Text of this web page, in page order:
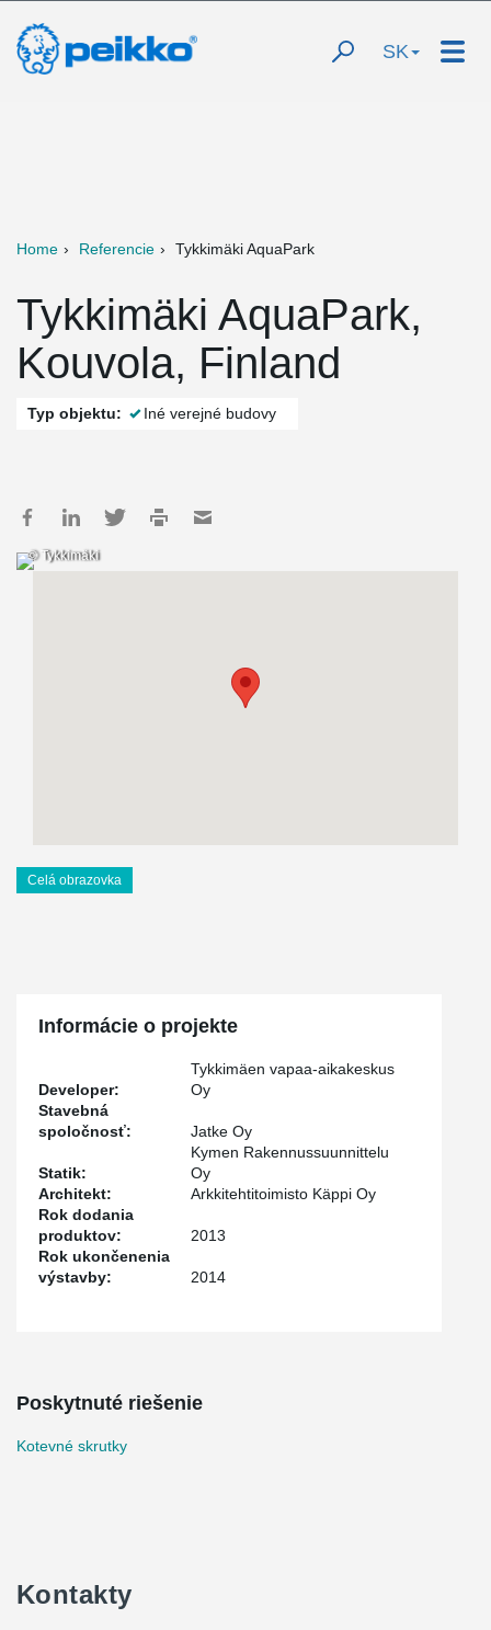
SK
Home Referencie Tykkimäki AquaPark
Tykkimäki AquaPark,
Kouvola, Finland
Typ objektu: Iné verejné budovy
© Tykkimäki
Celá obrazovka
Informácie o projekte
Developer:
Tykkimäen vapaa-aikakeskus
Oy
Stavebná
spoločnosť:
Jatke Oy
Statik:
Kymen Rakennussuunnittelu
Oy
Architekt:
Arkkitehtitoimisto Käppi Oy
Rok dodania
produktov:
2013
Rok ukončenenia
výstavby:
2014
Poskytnuté riešenie
Kotevné skrutky
Kontakty